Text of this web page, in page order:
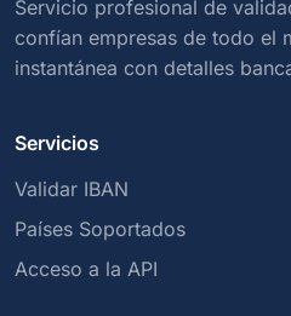
Servicio profesional de
confían empresas de todo el
instantánea con detalles
Servicios
Validar IBAN
Países Soportados
Acceso a la API